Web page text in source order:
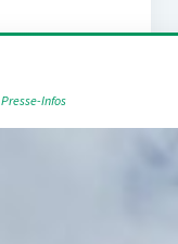
Presse-Infos